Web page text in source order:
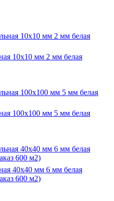
10х10 мм 2 мм белая
100х100 мм 5 мм белая
40х40 мм 6 мм белая
600 м2)